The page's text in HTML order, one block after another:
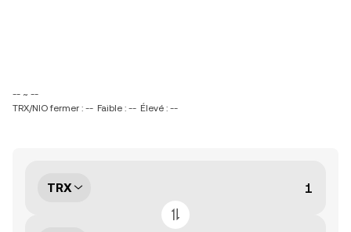
-- ~ --
TRX/NIO fermer : -- Faible : -- Élevé : --
TRX